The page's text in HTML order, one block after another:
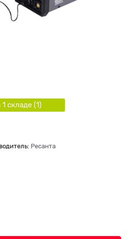
складe (1)
Ресанта